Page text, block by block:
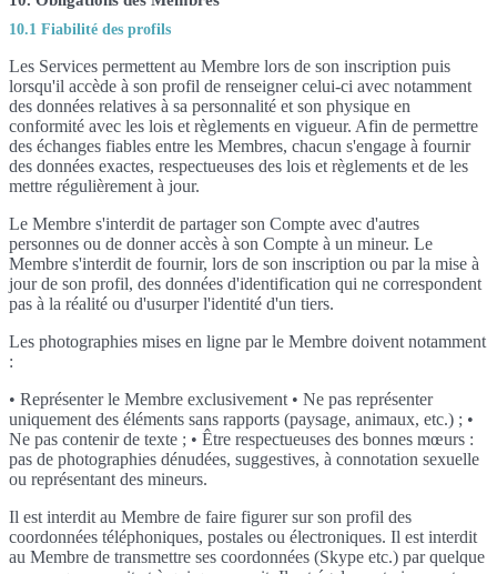
10.1 Fiabilité des profils
Les Services permettent au Membre lors de son inscription puis
lorsqu'il accède à son profil de renseigner celui-ci avec notamment
des données relatives à sa personnalité et son physique en
conformité avec les lois et règlements en vigueur. Afin de permettre
des échanges fiables entre les Membres, chacun s'engage à fournir
des données exactes, respectueuses des lois et règlements et de les
mettre régulièrement à jour.
Le Membre s'interdit de partager son Compte avec d'autres
personnes ou de donner accès à son Compte à un mineur. Le
Membre s'interdit de fournir, lors de son inscription ou par la mise à
jour de son profil, des données d'identification qui ne correspondent
pas à la réalité ou d'usurper l'identité d'un tiers.
Les photographies mises en ligne par le Membre doivent notamment
:
• Représenter le Membre exclusivement • Ne pas représenter
uniquement des éléments sans rapports (paysage, animaux, etc.) ; •
Ne pas contenir de texte ; • Être respectueuses des bonnes mœurs :
pas de photographies dénudées, suggestives, à connotation sexuelle
ou représentant des mineurs.
Il est interdit au Membre de faire figurer sur son profil des
coordonnées téléphoniques, postales ou électroniques. Il est interdit
au Membre de transmettre ses coordonnées (Skype etc.) par quelque